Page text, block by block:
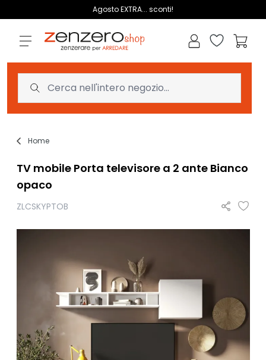
Agosto EXTRA... sconti!
Lista dei
Home
TV mobile Porta televisore a 2 ante Bianco
opaco
ZLCSKYPTOB